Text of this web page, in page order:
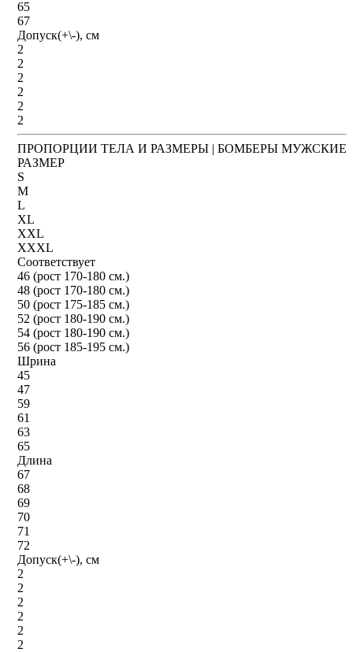
65
67
Допуск(+\-), см
2
2
2
2
2
2
ПРОПОРЦИИ ТЕЛА И РАЗМЕРЫ | БОМБЕРЫ МУЖСКИЕ
РАЗМЕР
S
M
L
XL
XXL
XXXL
Соответствует
46 (рост 170-180 см.)
48 (рост 170-180 см.)
50 (рост 175-185 см.)
52 (рост 180-190 см.)
54 (рост 180-190 см.)
56 (рост 185-195 см.)
Шрина
45
47
59
61
63
65
Длина
67
68
69
70
71
72
Допуск(+\-), см
2
2
2
2
2
2